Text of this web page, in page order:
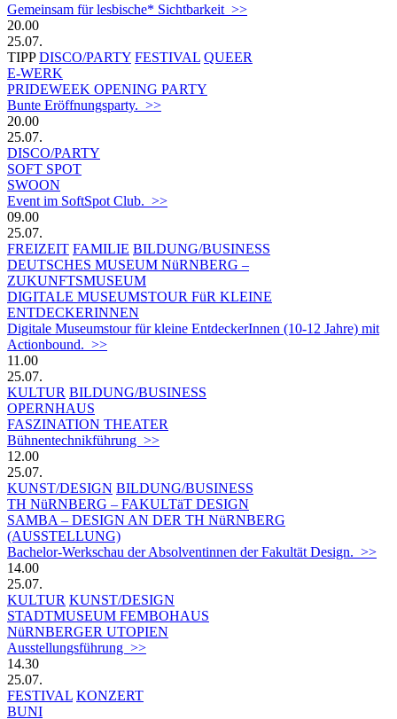
Gemeinsam für lesbische* Sichtbarkeit >>
20.00
25.07.
TIPP DISCO/PARTY FESTIVAL QUEER
E-WERK
PRIDEWEEK OPENING PARTY
Bunte Eröffnungsparty. >>
20.00
25.07.
DISCO/PARTY
SOFT SPOT
SWOON
Event im SoftSpot Club. >>
09.00
25.07.
FREIZEIT FAMILIE BILDUNG/BUSINESS
DEUTSCHES MUSEUM NüRNBERG –
ZUKUNFTSMUSEUM
DIGITALE MUSEUMSTOUR FüR KLEINE
ENTDECKERINNEN
Digitale Museumstour für kleine EntdeckerInnen (10-12 Jahre) mit
Actionbound. >>
11.00
25.07.
KULTUR BILDUNG/BUSINESS
OPERNHAUS
FASZINATION THEATER
Bühnentechnikführung >>
12.00
25.07.
KUNST/DESIGN BILDUNG/BUSINESS
TH NüRNBERG – FAKULTäT DESIGN
SAMBA – DESIGN AN DER TH NüRNBERG
(AUSSTELLUNG)
Bachelor-Werkschau der Absolventinnen der Fakultät Design. >>
14.00
25.07.
KULTUR KUNST/DESIGN
STADTMUSEUM FEMBOHAUS
NüRNBERGER UTOPIEN
Ausstellungsführung >>
14.30
25.07.
FESTIVAL KONZERT
BUNI